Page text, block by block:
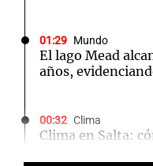
01:29 Mundo
El lago Mead
años,
00:32 Clima
Clima en Salta: